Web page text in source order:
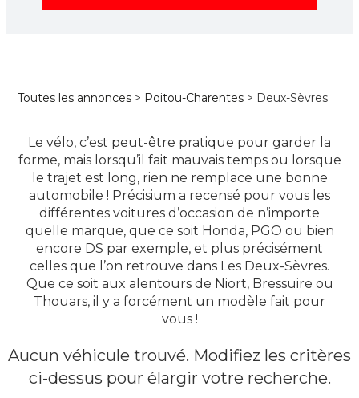
Toutes les annonces > Poitou-Charentes > Deux-Sèvres
Le vélo, c’est peut-être pratique pour garder la
forme, mais lorsqu’il fait mauvais temps ou lorsque
le trajet est long, rien ne remplace une bonne
automobile ! Précisium a recensé pour vous les
différentes voitures d’occasion de n’importe
quelle marque, que ce soit Honda, PGO ou bien
encore DS par exemple, et plus précisément
celles que l’on retrouve dans Les Deux-Sèvres.
Que ce soit aux alentours de Niort, Bressuire ou
Thouars, il y a forcément un modèle fait pour
vous !
Aucun véhicule trouvé. Modifiez les critères
ci-dessus pour élargir votre recherche.